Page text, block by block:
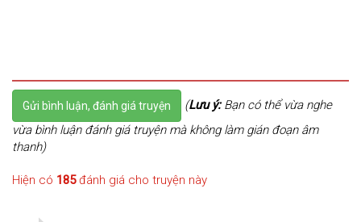
Gửi bình luận, đánh giá truyện (Lưu ý:Bạn có thể vừa nghe
vừa bình luận đánh giá truyện mà không làm gián đoạn âm
thanh)
Hiện có 185đánh giá cho truyện này